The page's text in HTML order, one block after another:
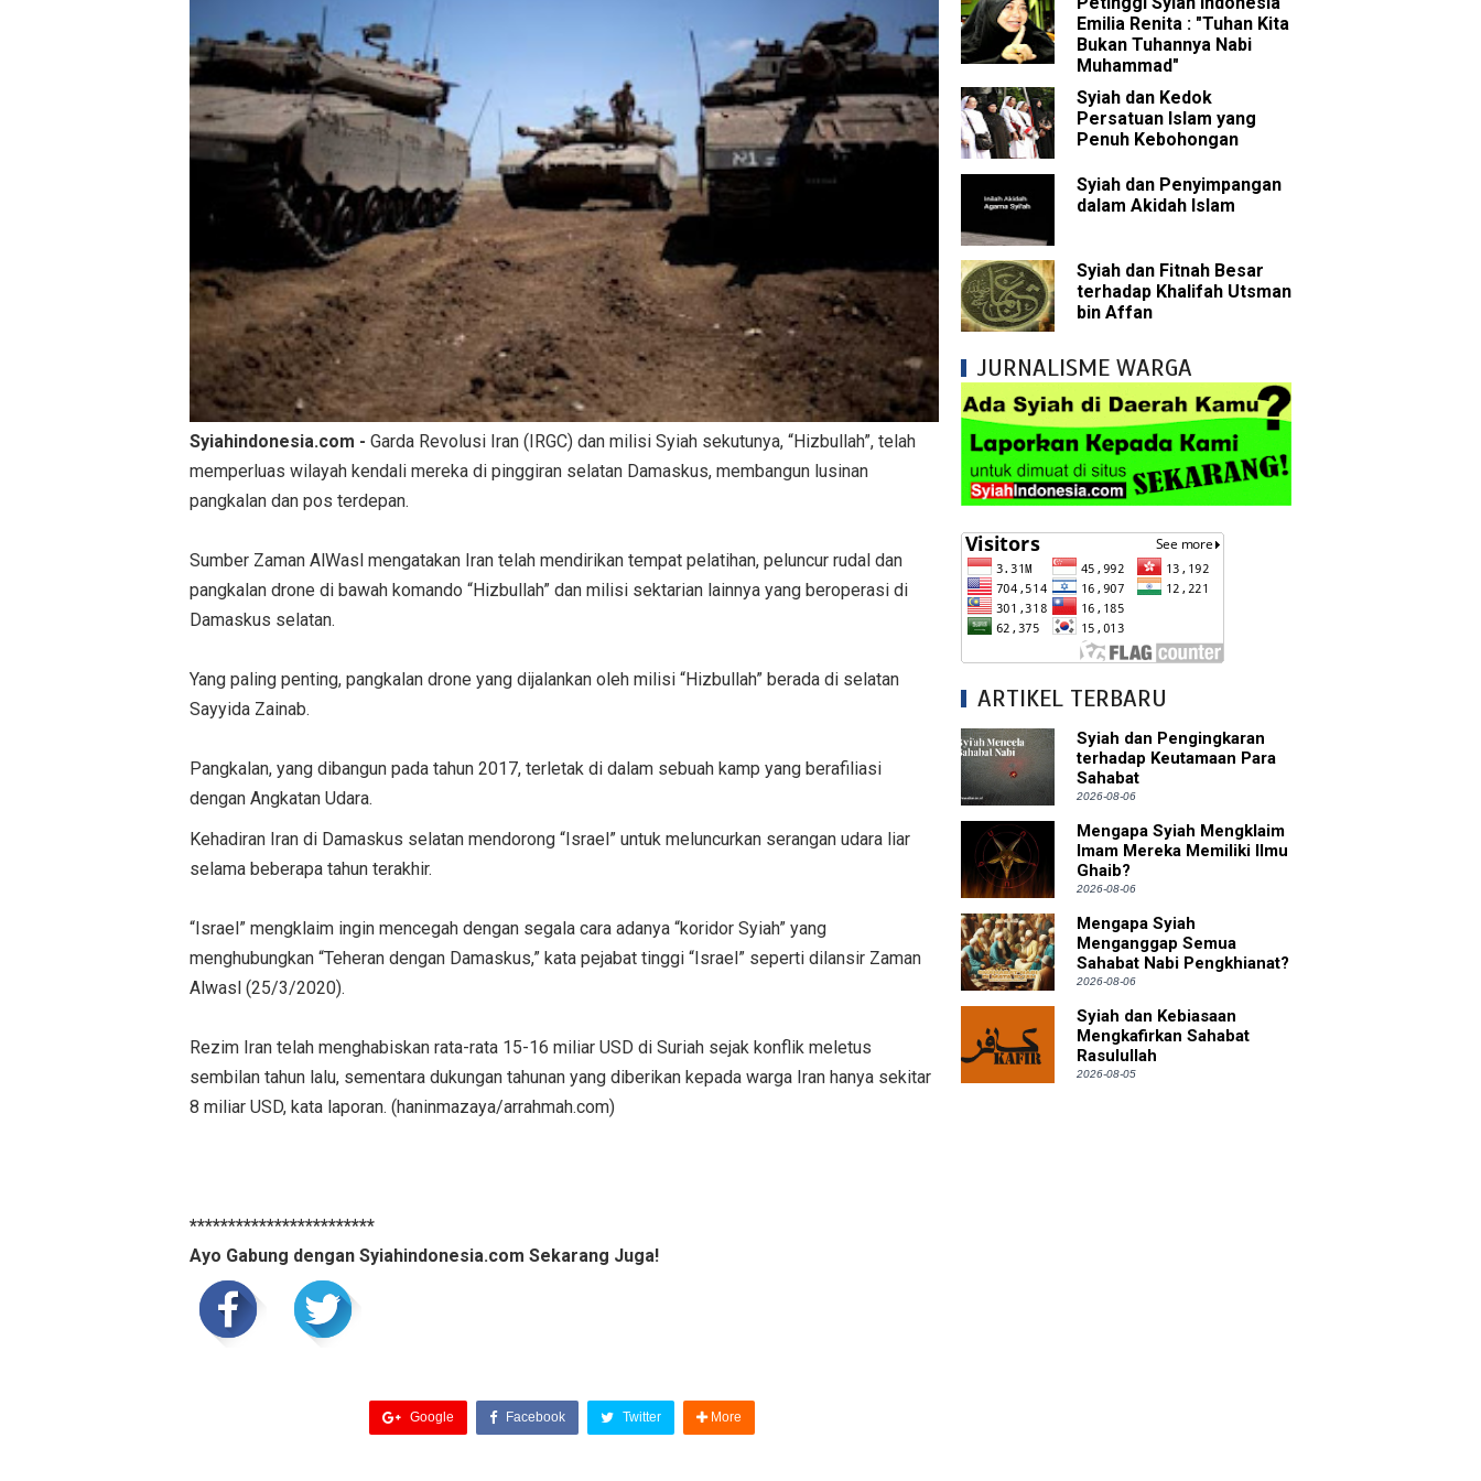
Syiah dan Penyimpangan dalam Akidah Islam
Kesalahan Syiah dalam Menyikapi Khalifah Abu Bakar
Syiah dan Konsep Imamah yang Tidak Masuk Akal dalam Islam
Syiah dan Ketidakkonsistenan dalam Konsep Mahdi
Syiah dan Kedustaan tentang Hak Kekhalifahan
Syiah dan Ketidakbenaran Ajarannya tentang Wilayah Imam
Syiah dan Kedustaan tentang Peristiwa Karbala
Syiah dan Upaya Merusak Ukhuwah Islamiyah
Syiah dan Klaim Palsu tentang Imam Mahdi yang Akan Muncul
Kesalahan Syiah dalam Menjadikan Imam sebagai Perantara kepada Allah
Mengapa Syiah Menganggap Ulama Sunni sebagai Musuh?
Syiahindonesia.com - Garda Revolusi Iran (IRGC) dan milisi Syiah sekutunya, “Hizbullah”, telah
memperluas wilayah kendali mereka di pinggiran selatan Damaskus, membangun lusinan
pangkalan dan pos terdepan.
Sumber Zaman AlWasl mengatakan Iran telah mendirikan tempat pelatihan, peluncur rudal dan
pangkalan drone di bawah komando “Hizbullah” dan milisi sektarian lainnya yang beroperasi di
Damaskus selatan.
Yang paling penting, pangkalan drone yang dijalankan oleh milisi “Hizbullah” berada di selatan
Sayyida Zainab.
Pangkalan, yang dibangun pada tahun 2017, terletak di dalam sebuah kamp yang berafiliasi
dengan Angkatan Udara.
Kehadiran Iran di Damaskus selatan mendorong “Israel” untuk meluncurkan serangan udara liar
selama beberapa tahun terakhir.
“Israel” mengklaim ingin mencegah dengan segala cara adanya “koridor Syiah” yang
menghubungkan “Teheran dengan Damaskus,” kata pejabat tinggi “Israel” seperti dilansir Zaman
Alwasl (25/3/2020).
Rezim Iran telah menghabiskan rata-rata 15-16 miliar USD di Suriah sejak konflik meletus
sembilan tahun lalu, sementara dukungan tahunan yang diberikan kepada warga Iran hanya sekitar
8 miliar USD, kata laporan. (haninmazaya/arrahmah.com)
************************
Ayo Gabung dengan Syiahindonesia.com Sekarang Juga!
Google Facebook Twitter More
Emilia Renita : "Tuhan Kita
Bukan Tuhannya Nabi
Muhammad"
Syiah dan Kedok
Persatuan Islam yang
Penuh Kebohongan
Syiah dan Penyimpangan
dalam Akidah Islam
Syiah dan Fitnah Besar
terhadap Khalifah Utsman
bin Affan
JURNALISME WARGA
ARTIKEL TERBARU
Syiah dan Pengingkaran
terhadap Keutamaan Para
Sahabat
2026-08-06
Mengapa Syiah Mengklaim
Imam Mereka Memiliki Ilmu
Ghaib?
2026-08-06
Mengapa Syiah
Menganggap Semua
Sahabat Nabi Pengkhianat?
2026-08-06
Syiah dan Kebiasaan
Mengkafirkan Sahabat
Rasulullah
2026-08-05